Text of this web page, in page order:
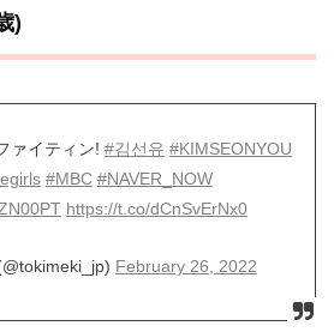
)
ァイティン! #김선유 #KIMSEONYOU
#MBC #NAVER_NOW
https://t.co/dCnSvErNx0
February 26, 2022